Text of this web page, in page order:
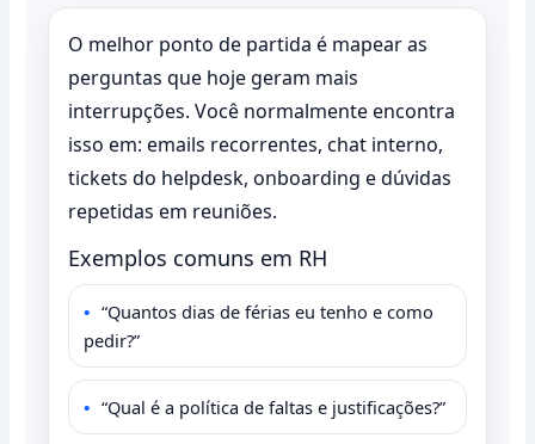
O melhor ponto de partida é mapear as
perguntas que hoje geram mais
interrupções. Você normalmente encontra
isso em: emails recorrentes, chat interno,
tickets do helpdesk, onboarding e dúvidas
repetidas em reuniões.
Exemplos comuns em RH
“Quantos dias de férias eu tenho e como
pedir?”
“Qual é a política de faltas e justificações?”